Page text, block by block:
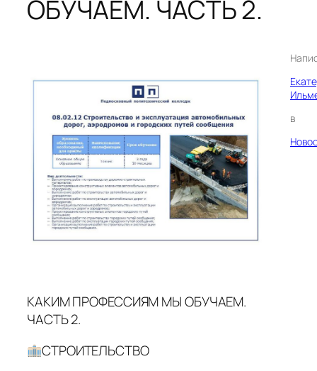
ОБУЧАЕМ. ЧАСТЬ 2.
в
КАКИМ ПРОФЕССИЯМ МЫ ОБУЧАЕМ.
ЧАСТЬ 2.
СТРОИТЕЛЬСТВО